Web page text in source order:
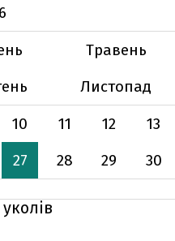
Травень
Листопад
10 11 12
13
27 28 29 30